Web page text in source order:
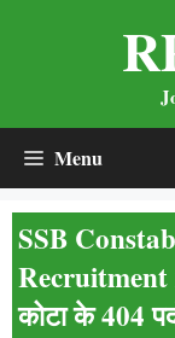
Menu
SSB
Recruitment
कोटा के 404